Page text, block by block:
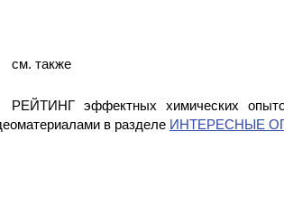
см. также
РЕЙТИНГ эффектных химических
в разделе ИНТЕРЕСНЫЕ